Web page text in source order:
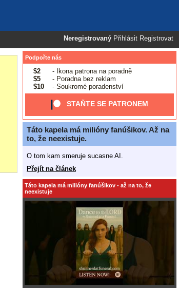
Neregistrovaný Přihlásit Registrovat
Podpořte nás
$2
- Ikona patrona na poradně
$5
- Poradna bez reklam
$10
- Soukromé poradenství
STAŇTE SE PATRONEM
Táto kapela má milióny fanúšikov. Až na
to, že neexistuje.
O tom kam smeruje sucasne AI.
Přejít na článek
Táto kapela má milióny fanúšikov - až na to, že
neexistuje